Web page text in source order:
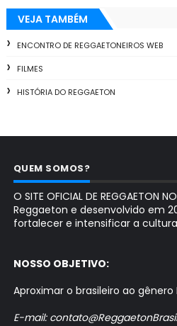
VEJA TAMBÉM
ENCONTRO DE REGGAETONEIROS WEB
FILMES
HISTÓRIA DO REGGAETON
QUEM SOMOS?
O SITE OFICIAL DE REGGAETON
Reggaeton e desenvolvido em
fortalecer e intensificar a
NOSSO OBJETIVO:
Aproximar o brasileiro ao gênero
E-mail: